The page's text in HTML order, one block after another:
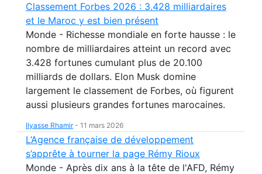
Classement Forbes 2026 : 3.428 milliardaires
et le Maroc y est bien présent
Monde - Richesse mondiale en forte hausse : le
nombre de milliardaires atteint un record avec
3.428 fortunes cumulant plus de 20.100
milliards de dollars. Elon Musk domine
largement le classement de Forbes, où figurent
aussi plusieurs grandes fortunes marocaines.
Ilyasse Rhamir- 11 mars 2026
L’Agence française de développement
s’apprête à tourner la page Rémy Rioux
Monde - Après dix ans à la tête de l'AFD, Rémy